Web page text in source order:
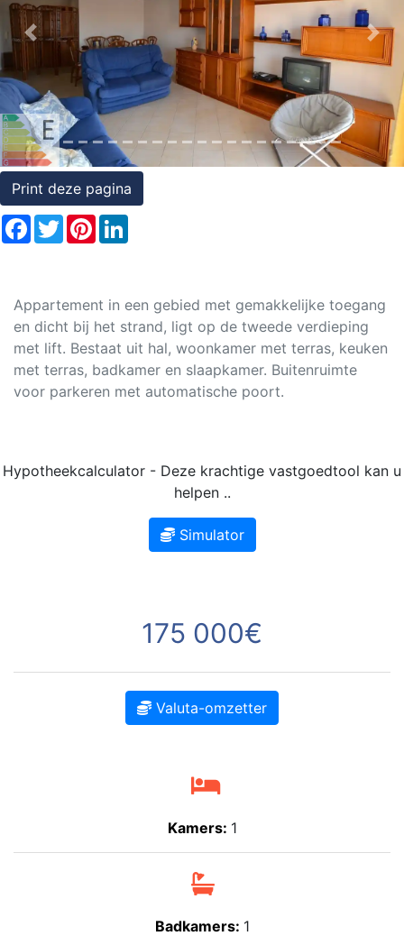
Rechten
op
onroerend
goed
Previous Next
Print deze pagina
Facebook
TwitterPinterest
Appartement in een gebied met gemakkelijke toegang
en dicht bij het strand, ligt op de tweede verdieping
met lift. Bestaat uit hal, woonkamer met terras, keuken
met terras, badkamer en slaapkamer. Buitenruimte
voor parkeren met automatische poort.
Hypotheekcalculator - Deze krachtige vastgoedtool kan u
helpen ..
Simulator
175 000€
Valuta-omzetter
Kamers: 1
Badkamers: 1